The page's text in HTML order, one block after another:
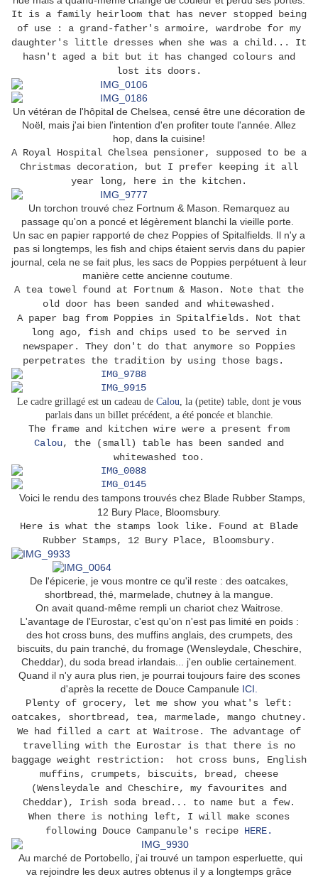
It is a family heirloom that has never stopped being
of use : a grand-father's armoire, wardrobe for my
daughter's little dresses when she was a child... It
hasn't aged a bit but it has changed colours and
lost its doors.
Un vétéran de l'hôpital de Chelsea, censé être une décoration de
Noël, mais j'ai bien l'intention d'en profiter toute l'année. Allez
hop, dans la cuisine!
A Royal Hospital Chelsea pensioner, supposed to be a
Christmas decoration, but I prefer keeping it all
year long, here in the kitchen.
Un torchon trouvé chez Fortnum & Mason. Remarquez au
passage qu'on a poncé et légèrement blanchi la vieille porte.
Un sac en papier rapporté de chez Poppies of Spitalfields. Il n'y a
pas si longtemps, les fish and chips étaient servis dans du papier
journal, cela ne se fait plus, les sacs de Poppies perpétuent à leur
manière cette ancienne coutume.
A tea towel found at Fortnum & Mason. Note that the
old door has been sanded and whitewashed.
A paper bag from Poppies in Spitalfields. Not that
long ago, fish and chips used to be served in
newspaper. They don't do that anymore so Poppies
perpetrates the tradition by using those bags.
Le cadre grillagé est un cadeau de Calou, la (petite) table, dont je vous
parlais dans un billet précédent, a été poncée et blanchie.
The frame and kitchen wire were a present from
Calou, the (small) table has been sanded and
whitewashed too.
Voici le rendu des tampons trouvés chez Blade Rubber Stamps,
12 Bury Place, Bloomsbury.
Here is what the stamps look like. Found at Blade
Rubber Stamps, 12 Bury Place, Bloomsbury.
De l'épicerie, je vous montre ce qu'il reste : des oatcakes,
shortbread, thé, marmelade, chutney à la mangue.
On avait quand-même rempli un chariot chez Waitrose.
L'avantage de l'Eurostar, c'est qu'on n'est pas limité en poids :
des hot cross buns, des muffins anglais, des crumpets, des
biscuits, du pain tranché, du fromage (Wensleydale, Cheschire,
Cheddar), du soda bread irlandais... j'en oublie certainement.
Quand il n'y aura plus rien, je pourrai toujours faire des scones
d'après la recette de Douce Campanule ICI.
Plenty of grocery, let me show you what's left:
oatcakes, shortbread, tea, marmelade, mango chutney.
We had filled a cart at Waitrose. The advantage of
travelling with the Eurostar is that there is no
baggage weight restriction: hot cross buns, English
muffins, crumpets, biscuits, bread, cheese
(Wensleydale and Cheschire, my favourites and
Cheddar), Irish soda bread... to name but a few.
When there is nothing left, I will make scones
following Douce Campanule's recipe HERE.
Au marché de Portobello, j'ai trouvé un tampon esperluette, qui
va rejoindre les deux autres obtenus il y a longtemps grâce